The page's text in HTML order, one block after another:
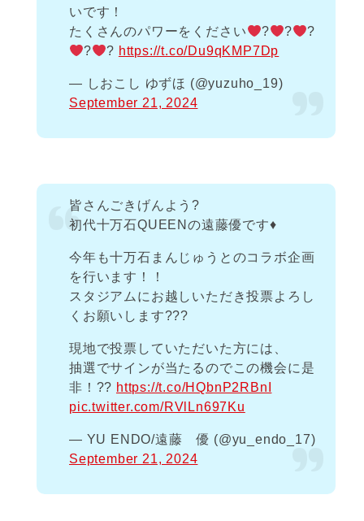
いです！
たくさんのパワーをください
‍? ‍?
‍?
‍?
‍? https://t.co/Du9qKMP7Dp
— しおこし ゆずほ (@yuzuho_19)
September 21, 2024
皆さんごきげんよう?
初代十万石QUEENの遠藤優です♦️
今年も十万石まんじゅうとのコラボ企画
を行います！！
スタジアムにお越しいただき投票よろし
くお願いします???
現地で投票していただいた方には、
抽選でサインが当たるのでこの機会に是
非！?? https://t.co/HQbnP2RBnI
pic.twitter.com/RVlLn697Ku
— YU ENDO/遠藤 優 (@yu_endo_17)
September 21, 2024